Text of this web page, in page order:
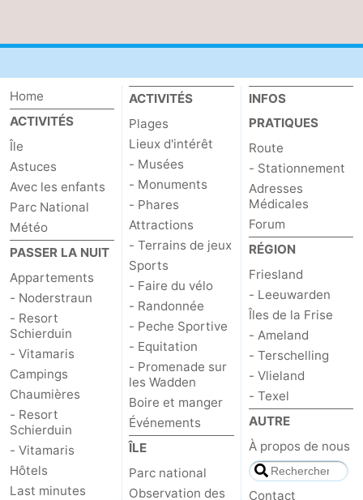
Home
ACTIVITÉS
Île
Astuces
Avec les enfants
Parc National
Météo
PASSER LA NUIT
Appartements
- Noderstraun
- Resort
Schierduin
- Vitamaris
Campings
Chaumières
- Resort
Schierduin
- Vitamaris
Hôtels
Last minutes
ACTIVITÉS
Plages
Lieux d'intérêt
- Musées
- Monuments
- Phares
Attractions
- Terrains de jeux
Sports
- Faire du vélo
- Randonnée
- Peche Sportive
- Equitation
- Promenade sur
les Wadden
Boire et manger
Événements
ÎLE
Parc national
Observation des
INFOS
PRATIQUES
Route
- Stationnement
Adresses
Médicales
Forum
RÉGION
Friesland
- Leeuwarden
Îles de la Frise
- Ameland
- Terschelling
- Vlieland
- Texel
AUTRE
À propos de nous
Contact